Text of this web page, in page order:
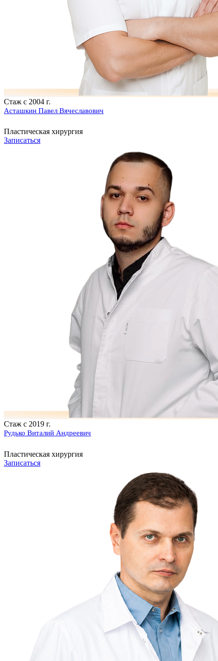
Стаж с 2004 г.
Асташкин Павел Вячеславович
Пластическая хирургия
Записаться
Стаж с 2019 г.
Рудько Виталий Андреевич
Пластическая хирургия
Записаться